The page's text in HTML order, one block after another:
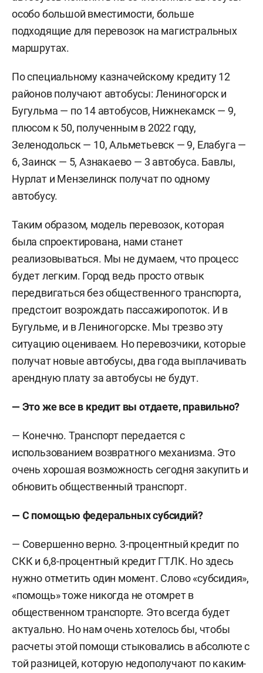
особо большой вместимости, больше
подходящие для перевозок на магистральных
маршрутах.
По специальному казначейскому кредиту 12
районов получают автобусы: Лениногорск и
Бугульма — по 14 автобусов, Нижнекамск — 9,
плюсом к 50, полученным в 2022 году,
Зеленодольск — 10, Альметьевск — 9, Елабуга —
6, Заинск — 5, Азнакаево — 3 автобуса. Бавлы,
Нурлат и Мензелинск получат по одному
автобусу.
Таким образом, модель перевозок, которая
была спроектирована, нами станет
реализовываться. Мы не думаем, что процесс
будет легким. Город ведь просто отвык
передвигаться без общественного транспорта,
предстоит возрождать пассажиропоток. И в
Бугульме, и в Лениногорске. Мы трезво эту
ситуацию оцениваем. Но перевозчики, которые
получат новые автобусы, два года выплачивать
арендную плату за автобусы не будут.
— Это же все в кредит вы отдаете, правильно?
— Конечно. Транспорт передается с
использованием возвратного механизма. Это
очень хорошая возможность сегодня закупить и
обновить общественный транспорт.
— С помощью федеральных субсидий?
— Совершенно верно. 3-процентный кредит по
СКК и 6,8-процентный кредит ГТЛК. Но здесь
нужно отметить один момент. Слово «субсидия»,
«помощь» тоже никогда не отомрет в
общественном транспорте. Это всегда будет
актуально. Но нам очень хотелось бы, чтобы
расчеты этой помощи стыковались в абсолюте с
той разницей, которую недополучают по каким-